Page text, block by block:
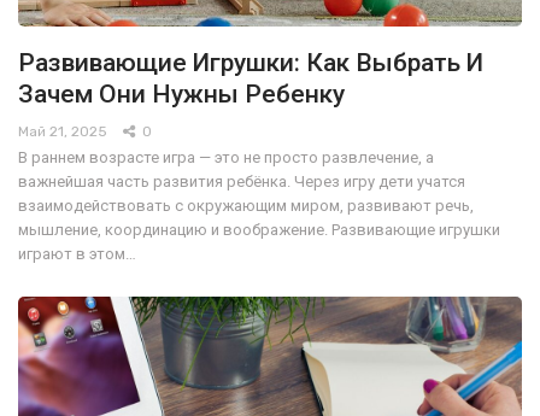
Развивающие Игрушки: Как Выбрать И
Зачем Они Нужны Ребенку
Май 21, 2025 0
В раннем возрасте игра — это не просто развлечение, а
важнейшая часть развития ребёнка. Через игру дети учатся
взаимодействовать с окружающим миром, развивают речь,
мышление, координацию и воображение. Развивающие игрушки
играют в этом…